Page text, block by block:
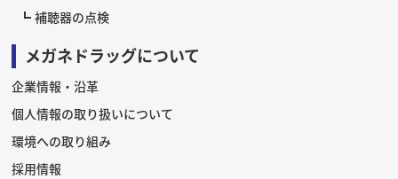
補聴器の点検
メガネドラッグについて
企業情報・沿革
個人情報の取り扱いについて
環境への取り組み
採用情報